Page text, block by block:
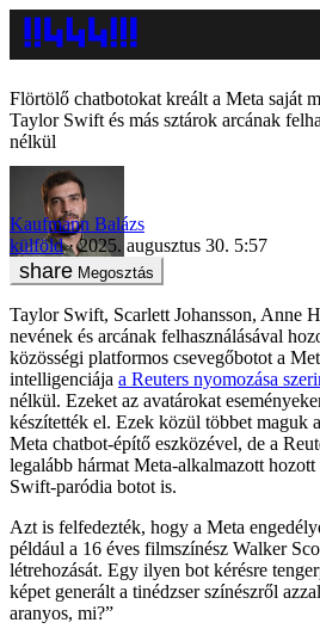
Flörtölő chatbotokat kreált a Meta saját
Taylor Swift és más sztárok arcának
nélkül
Kaufmann Balázs
külföld
2025. augusztus 30. 5:57
Megosztás
Taylor Swift, Scarlett Johansson, Anne
nevének és arcának felhasználásával
közösségi platformos csevegőbotot a
intelligenciája a Reuters nyomozása
nélkül. Ezeket az avatárokat
készítették el. Ezek közül többet maguk
Meta chatbot-építő eszközével, de a
legalább hármat Meta-alkalmazott
Swift-paródia botot is.
Azt is felfedezték, hogy a Meta
például a 16 éves filmszínész Walker
létrehozását. Egy ilyen bot kérésre
képet generált a tinédzser színészről
aranyos, mi?”